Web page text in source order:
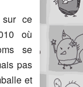
ce
où
se
pas
et